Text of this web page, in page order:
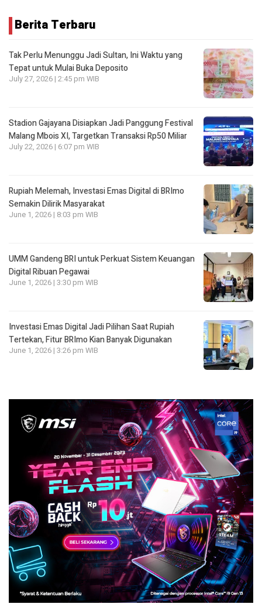
Berita Terbaru
Tak Perlu Menunggu Jadi Sultan, Ini Waktu yang
Tepat untuk Mulai Buka Deposito
July 27, 2026 | 2:45 pm WIB
Stadion Gajayana Disiapkan Jadi Panggung Festival
Malang Mbois XI, Targetkan Transaksi Rp50 Miliar
July 22, 2026 | 6:07 pm WIB
Rupiah Melemah, Investasi Emas Digital di BRImo
Semakin Dilirik Masyarakat
June 1, 2026 | 8:03 pm WIB
UMM Gandeng BRI untuk Perkuat Sistem Keuangan
Digital Ribuan Pegawai
June 1, 2026 | 3:30 pm WIB
Investasi Emas Digital Jadi Pilihan Saat Rupiah
Tertekan, Fitur BRImo Kian Banyak Digunakan
June 1, 2026 | 3:26 pm WIB